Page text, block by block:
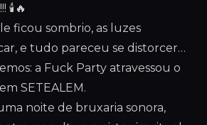
🕯️🔥
ficou sombrio, as luzes
e tudo pareceu se distorcer…
a Fuck Party atravessou o
SETEALEM.
noite de bruxaria sonora,